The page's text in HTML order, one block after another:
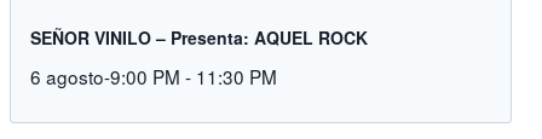
SEÑOR VINILO – Presenta: AQUEL ROCK
6 agosto-9:00 PM - 11:30 PM